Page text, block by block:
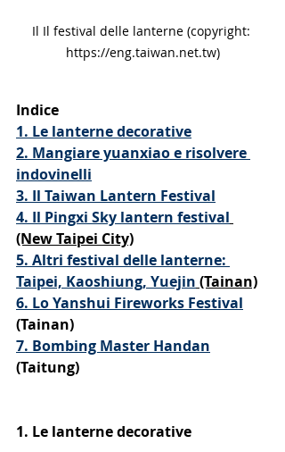
Il Il festival delle lanterne (copyright:
https://eng.taiwan.net.tw)
Indice
1. Le lanterne decorative
2. Mangiare yuanxiao e risolvere
indovinelli
3. Il Taiwan Lantern Festival
4. Il Pingxi Sky lantern festival
(New Taipei City)
5. Altri festival delle lanterne:
Taipei, Kaoshiung, Yuejin (Tainan)
6. Lo Yanshui Fireworks Festival
(Tainan)
7. Bombing Master Handan
(Taitung)
1. Le lanterne decorative